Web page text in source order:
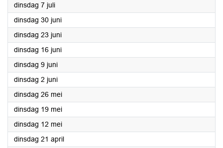
dinsdag 7 juli2026
dinsdag 30 juni2026
dinsdag 23 juni2026
dinsdag 16 juni2026
dinsdag 9 juni2026
dinsdag 2 juni2026
dinsdag 26 mei2026
dinsdag 19 mei2026
dinsdag 12 mei2026
dinsdag 21 april2026